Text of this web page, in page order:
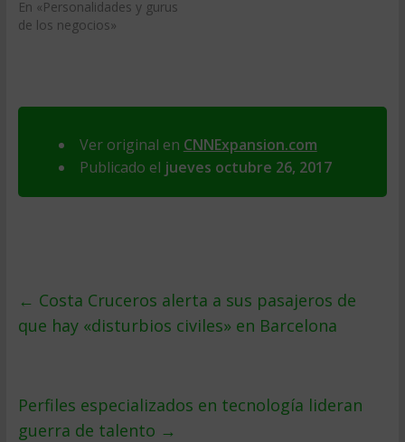
En «Personalidades y gurus
de los negocios»
Ver original en CNNExpansion.com
Publicado el jueves octubre 26, 2017
← Costa Cruceros alerta a sus pasajeros de
que hay «disturbios civiles» en Barcelona
Perfiles especializados en tecnología lideran
guerra de talento →